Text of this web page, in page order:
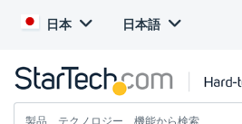
日本 日本語